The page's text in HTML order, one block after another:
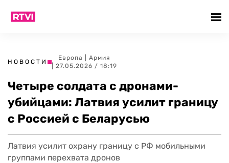
НОВОСТИ
Европа
Армия
| 27.05.2026 / 18:19
Четыре солдата с дронами-
убийцами: Латвия усилит границу
с Россией с Беларусью
Латвия усилит охрану границу с РФ мобильными
группами перехвата дронов